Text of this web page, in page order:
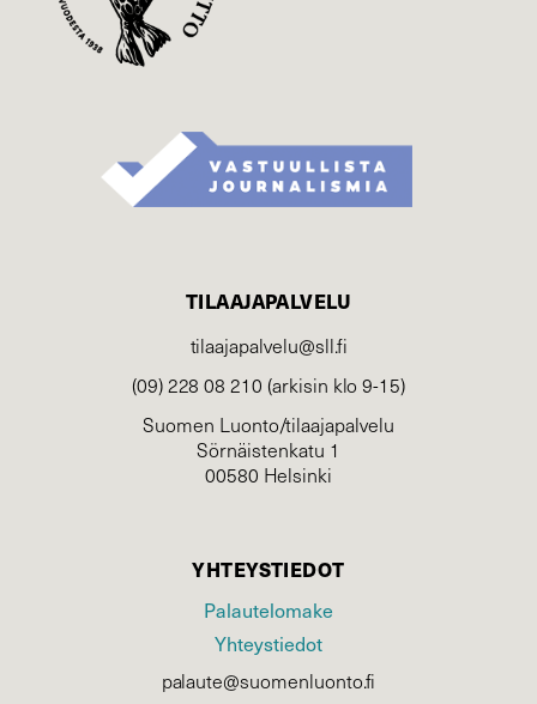
TILAAJAPALVELU
tilaajapalvelu@sll.fi
(09) 228 08 210 (arkisin klo 9-15)
Suomen Luonto/tilaajapalvelu
Sörnäistenkatu 1
00580 Helsinki
YHTEYSTIEDOT
Palautelomake
Yhteystiedot
palaute@suomenluonto.fi